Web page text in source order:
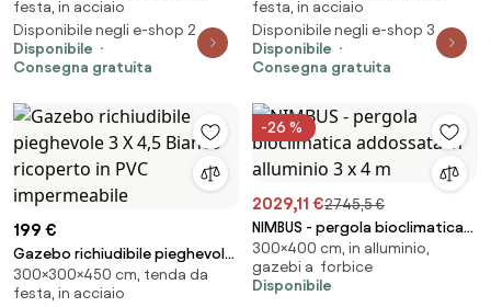
impermeabile
festa, in acciaio
Disponibile negli e-shop 2
Disponibile
Consegna gratuita
Impermeabile Bianco...
festa, in acciaio
Disponibile negli e-shop 3
Disponibile
Consegna gratuita
199 €
Gazebo richiudibile pieghevole
3 X 4,5 Bianco ricoperto in PVC
impermeabile
300×300×450 cm, tenda da
festa, in acciaio
-26 %
2029,11 €2745,5 €
NIMBUS - pergola bioclimatica
addossata in alluminio 3 x 4 m
300×400 cm, in alluminio,
gazebi a forbice
Disponibile